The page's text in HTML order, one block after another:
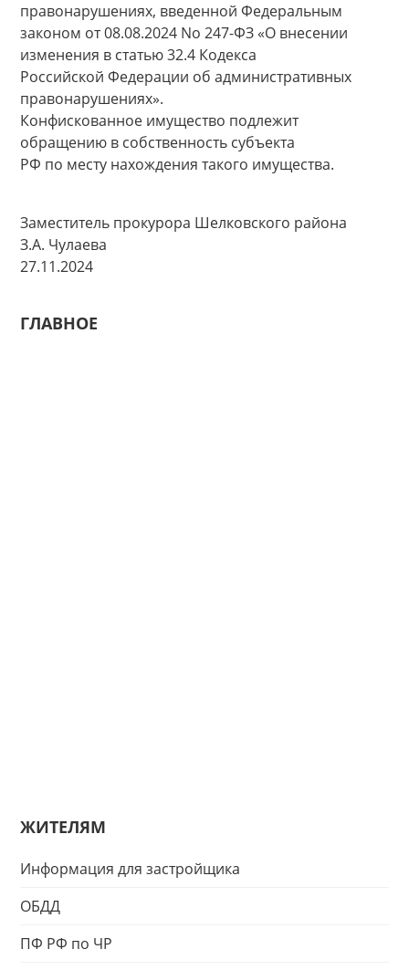
правонарушениях, введенной Федеральным
законом от 08.08.2024 No 247-ФЗ «О внесении
изменения в статью 32.4 Кодекса
Российской Федерации об административных
правонарушениях».
Конфискованное имущество подлежит
обращению в собственность субъекта
РФ по месту нахождения такого имущества.
Заместитель прокурора Шелковского района
З.А. Чулаева
27.11.2024
ГЛАВНОЕ
ЖИТЕЛЯМ
Информация для застройщика
ОБДД
ПФ РФ по ЧР